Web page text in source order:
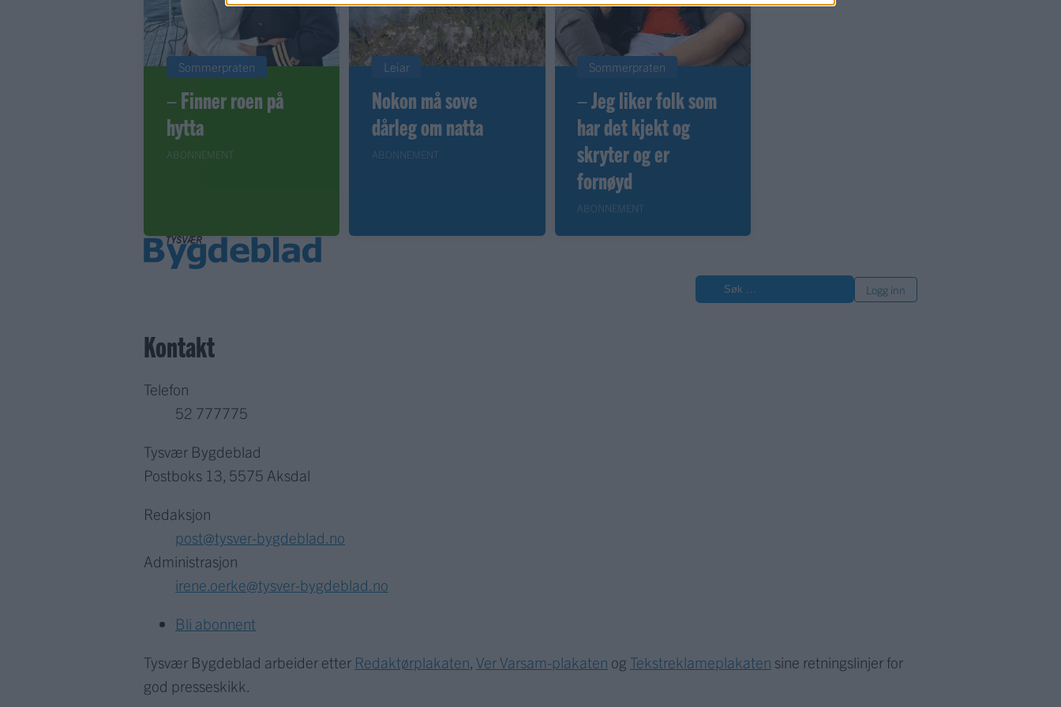
Sommerpraten
– Finner roen på
hytta
ABONNEMENT
Leiar
Nokon må sove
dårleg om natta
ABONNEMENT
Sommerpraten
– Jeg liker folk som
har det kjekt og
skryter og er
fornøyd
ABONNEMENT
Logg inn
Kontakt
Telefon
52 777775
Tysvær Bygdeblad
Postboks 13, 5575 Aksdal
Redaksjon
post@tysver-bygdeblad.no
Administrasjon
irene.oerke@tysver-bygdeblad.no
Bli abonnent
Tysvær Bygdeblad arbeider etter Redaktørplakaten Ver Varsam-plakaten og Tekstreklameplakaten sine retningslinjer for
god presseskikk.